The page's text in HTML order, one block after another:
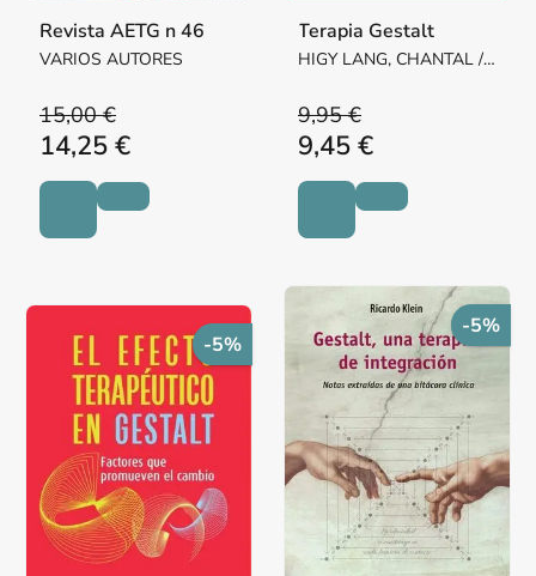
Revista AETG n 46
VARIOS AUTORES
15,00 €
14,25 €
Terapia Gestalt
HIGY LANG, CHANTAL /
9,95 €
9,45 €
-5%
-5%